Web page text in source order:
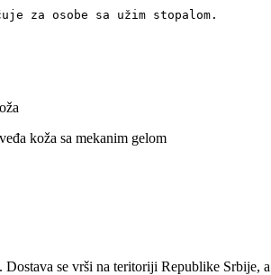
za osobe sa užim stopalom.
koža sa mekanim gelom
se vrši na teritoriji Republike Srbije,